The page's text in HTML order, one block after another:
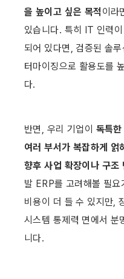
을 높이고 싶은 목적 이라
있습니다. 특히 IT 인력
되어 있다면, 검증된 솔
터마이징으로 활용도를
다.
반면, 우리 기업이 독특
여러 부서가 복잡하게 얽
향후 사업 확장이나 구조
발 ERP를 고려해볼 필
비용이 더 들 수 있지만,
시스템 통제력 면에서 분
니다.